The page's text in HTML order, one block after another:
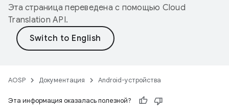
Эта страница переведена с помощью Cloud
Translation API.
AOSP Документация Android-устройства
Эта информация оказалась полезной?